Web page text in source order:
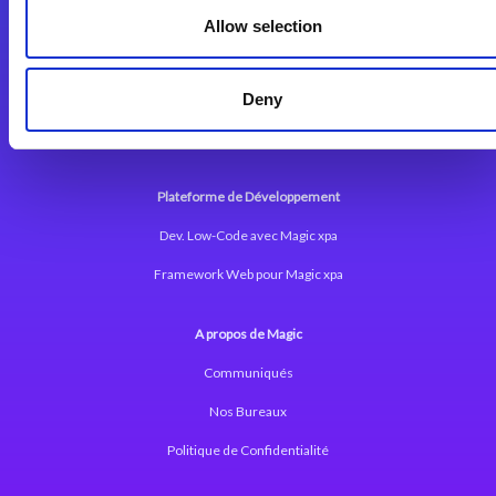
Allow selection
Deny
Plateforme d’Intégration Magic xpi
Plateformes d’Intégration
Solutions d’Intégration
Plateforme de Développement
Dev. Low-Code avec Magic xpa
Framework Web pour Magic xpa
A propos de Magic
Communiqués
Nos Bureaux
Politique de Confidentialité